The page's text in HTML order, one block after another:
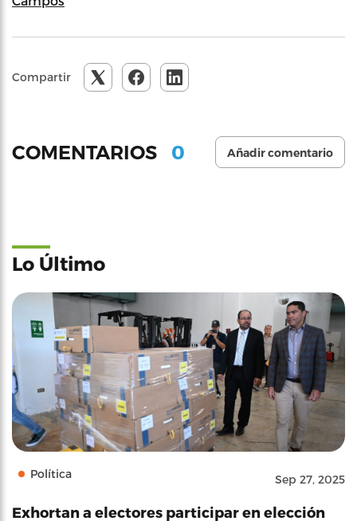
Compartir
COMENTARIOS 0 Añadir comentario
Lo Último
Política Sep 27, 2025
Exhortan a electores participar en elección